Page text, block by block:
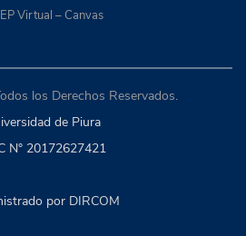
Virtual – Canvas
los Derechos Reservados.
de Piura
N° 20172627421
por DIRCOM